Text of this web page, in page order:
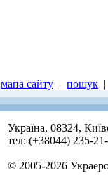
мапа сайту | пошук |
Україна, 08324,
тел: (+38044) 235-
© 2005-2026